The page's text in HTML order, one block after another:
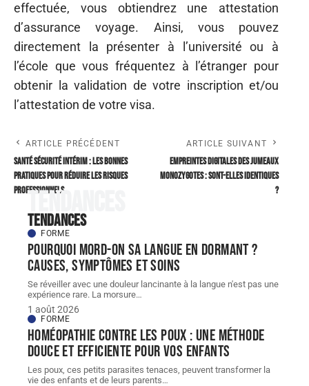
effectuée, vous obtiendrez une attestation
d’assurance voyage. Ainsi, vous pouvez
directement la présenter à l’université ou à
l’école que vous fréquentez à l’étranger pour
obtenir la validation de votre inscription et/ou
l’attestation de votre visa.
ARTICLE PRÉCÉDENT
Santé sécurité intérim : les bonnes
pratiques pour réduire les risques
professionnels
ARTICLE SUIVANT
Empreintes digitales des jumeaux
monozygotes : sont-elles identiques
?
Tendances
Tendances
FORME
Pourquoi mord-on sa langue en dormant ?
Causes, symptômes et soins
Se réveiller avec une douleur lancinante à la langue n'est pas une
expérience rare. La morsure…
1 août 2026
FORME
Homéopathie contre les poux : une méthode
douce et efficiente pour vos enfants
Les poux, ces petits parasites tenaces, peuvent transformer la
vie des enfants et de leurs parents…